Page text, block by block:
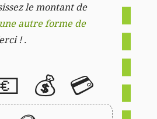
le montant de
une autre forme de
! .
💰 💳